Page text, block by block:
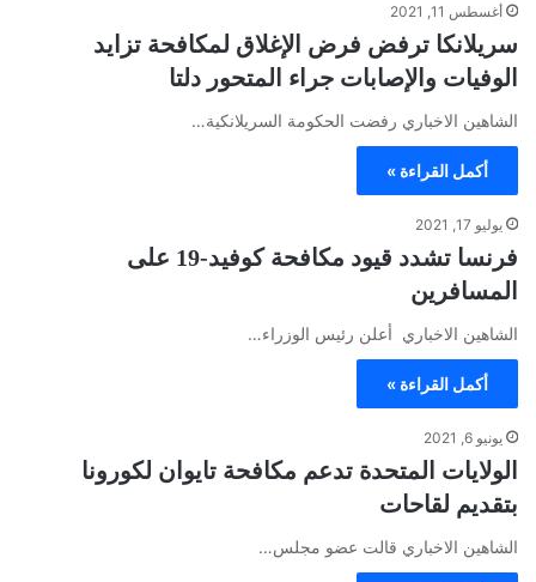
أغسطس 11, 2021
سريلانكا ترفض فرض الإغلاق لمكافحة تزايد
الوفيات والإصابات جراء المتحور دلتا
الشاهين الاخباري رفضت الحكومة السريلانكية…
أكمل القراءة »
يوليو 17, 2021
فرنسا تشدد قيود مكافحة كوفيد-19 على
المسافرين
الشاهين الاخباري أعلن رئيس الوزراء…
أكمل القراءة »
يونيو 6, 2021
الولايات المتحدة تدعم مكافحة تايوان لكورونا
بتقديم لقاحات
الشاهين الاخباري قالت عضو مجلس…